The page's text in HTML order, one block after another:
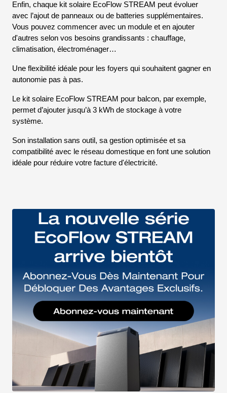
Enfin, chaque kit solaire EcoFlow STREAM peut évoluer
avec l’ajout de panneaux ou de batteries supplémentaires.
Vous pouvez commencer avec un module et en ajouter
d'autres selon vos besoins grandissants : chauffage,
climatisation, électroménager…
Une flexibilité idéale pour les foyers qui souhaitent gagner en
autonomie pas à pas.
Le kit solaire EcoFlow STREAM pour balcon, par exemple,
permet d’ajouter jusqu’à 3 kWh de stockage à votre
système.
Son installation sans outil, sa gestion optimisée et sa
compatibilité avec le réseau domestique en font une solution
idéale pour réduire votre facture d'électricité.